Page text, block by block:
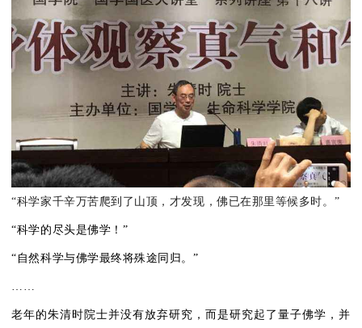
“科学家千辛万苦爬到了山顶，才发现，佛已在那里等候多时。”
“科学的尽头是佛学！”
“自然科学与佛学最终将殊途同归。”
……
老年的朱清时院士并没有放弃研究，而是研究起了量子佛学，并